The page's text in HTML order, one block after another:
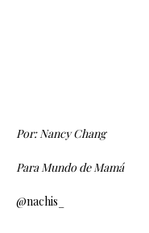
Por: Nancy Chang
Para Mundo de Mamá
@nachis_